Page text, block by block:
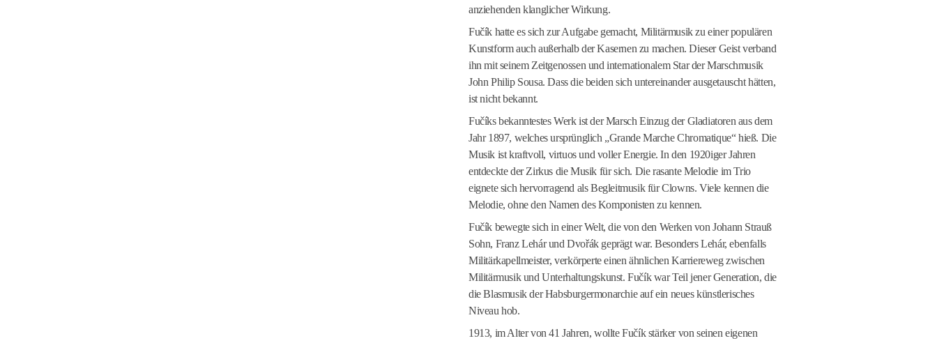
anziehenden klanglicher Wirkung.
Fučík hatte es sich zur Aufgabe gemacht, Militärmusik zu einer populären
Kunstform auch außerhalb der Kasernen zu machen. Dieser Geist verband
ihn mit seinem Zeitgenossen und internationalem Star der Marschmusik
John Philip Sousa. Dass die beiden sich untereinander ausgetauscht hätten,
ist nicht bekannt.
Fučíks bekanntestes Werk ist der Marsch Einzug der Gladiatoren aus dem
Jahr 1897, welches ursprünglich „Grande Marche Chromatique“ hieß. Die
Musik ist kraftvoll, virtuos und voller Energie. In den 1920iger Jahren
entdeckte der Zirkus die Musik für sich. Die rasante Melodie im Trio
eignete sich hervorragend als Begleitmusik für Clowns. Viele kennen die
Melodie, ohne den Namen des Komponisten zu kennen.
Fučík bewegte sich in einer Welt, die von den Werken von Johann Strauß
Sohn, Franz Lehár und Dvořák geprägt war. Besonders Lehár, ebenfalls
Militärkapellmeister, verkörperte einen ähnlichen Karriereweg zwischen
Militärmusik und Unterhaltungskunst. Fučík war Teil jener Generation, die
die Blasmusik der Habsburgermonarchie auf ein neues künstlerisches
Niveau hob.
1913, im Alter von 41 Jahren, wollte Fučík stärker von seinen eigenen